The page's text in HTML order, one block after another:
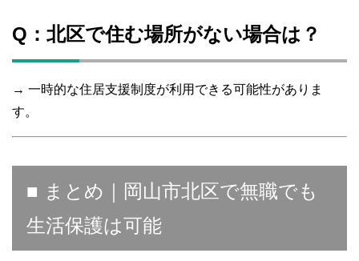
Q：北区で住む場所がない場合は？
→ 一時的な住居支援制度が利用できる可能性がありま
す。
■ まとめ｜岡山市北区で無職でも
生活保護は可能